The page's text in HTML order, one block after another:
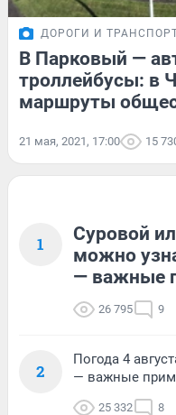
ДОРОГИ И
В Парковый —
троллейбусы: в
маршруты
21 мая, 2021, 17:00 15
1
Суровой
можно
— важные
26 795 9
2
Погода 4
— важные
25 332 8